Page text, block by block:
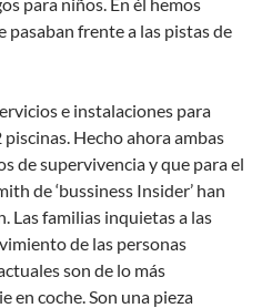
frente a las pistas de
e instalaciones para
Hecho ahora ambas
de supervivencia y que para el
de ‘bussiness Insider’ han
Las familias inquietas a las
de las personas
son de lo más
en coche. Son una pieza